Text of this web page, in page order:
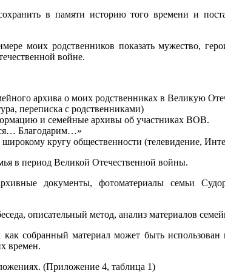
в памяти историю того времени и
моих родственников показать мужество,
войне.
архива о моих родственниках в Великую
переписка с родственниками)
и семейные архивы об участниках ВОВ.
Благодарим…»
кругу общественности (телевидение,
в период Великой Отечественной войны.
документы, фотоматериалы семьи
описательный метод, анализ материалов
как собранный материал может быть
времен.
(Приложение 4, таблица 1)